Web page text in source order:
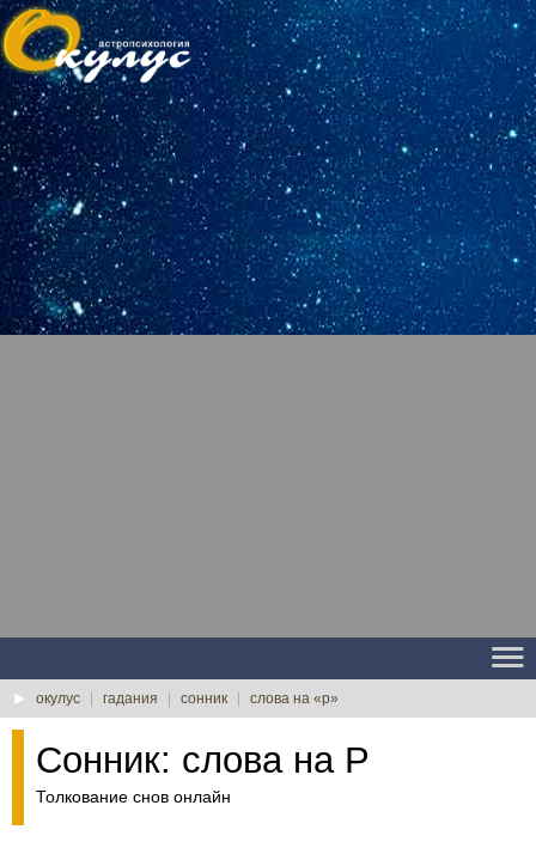
окулус гадания сонник слова на «р»
Сонник: слова на Р
Толкование снов онлайн